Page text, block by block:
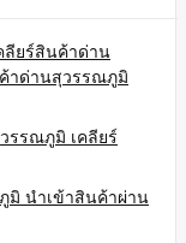
ลียร์สินค้าด่าน
าด่านสุวรรณภูมิ
รรณภูมิ เคลียร์
มิ นำเข้าสินค้าผ่าน